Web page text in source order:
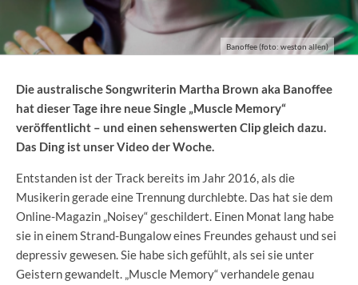
Banoffee (foto: weston allen)
Die australische Songwriterin Martha Brown aka Banoffee
hat dieser Tage ihre neue Single „Muscle Memory“
veröffentlicht – und einen sehenswerten Clip gleich dazu.
Das Ding ist unser Video der Woche.
Entstanden ist der Track bereits im Jahr 2016, als die
Musikerin gerade eine Trennung durchlebte. Das hat sie dem
Online-Magazin „Noisey“ geschildert. Einen Monat lang habe
sie in einem Strand-Bungalow eines Freundes gehaust und sei
depressiv gewesen. Sie habe sich gefühlt, als sei sie unter
Geistern gewandelt. „Muscle Memory“ verhandele genau